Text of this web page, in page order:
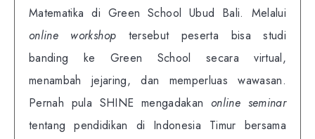
Matematika di Green School Ubud Bali. Melalui
online workshop tersebut peserta bisa studi
banding ke Green School secara virtual,
menambah jejaring, dan memperluas wawasan.
Pernah pula SHINE mengadakan online seminar
tentang pendidikan di Indonesia Timur bersama